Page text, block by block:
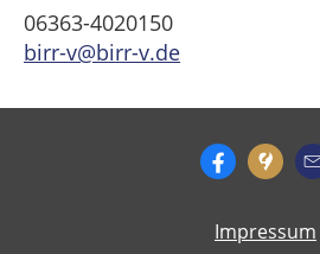
06363-4020150
birr-v@birr-v.de
Impressum